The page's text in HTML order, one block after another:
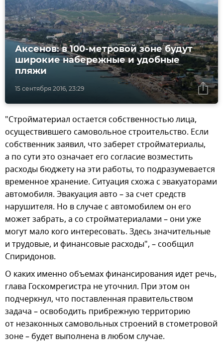
15 сентября 2016, 23:29
Аксенов: в 100-метровой зоне будут
широкие набережные и удобные
пляжи
"Стройматериал остается собственностью лица,
осуществившего самовольное строительство. Если
собственник заявил, что заберет стройматериалы,
а по сути это означает его согласие возместить
расходы бюджету на эти работы, то подразумевается
временное хранение. Ситуация схожа с эвакуаторами
автомобиля. Эвакуация авто – за счет средств
нарушителя. Но в случае с автомобилем он его
может забрать, а со стройматериалами – они уже
могут мало кого интересовать. Здесь значительные
и трудовые, и финансовые расходы", – сообщил
Спиридонов.
О каких именно объемах финансирования идет речь,
глава Госкомрегистра не уточнил. При этом он
подчеркнул, что поставленная правительством
задача – освободить прибрежную территорию
от незаконных самовольных строений в стометровой
зоне – будет выполнена в любом случае.